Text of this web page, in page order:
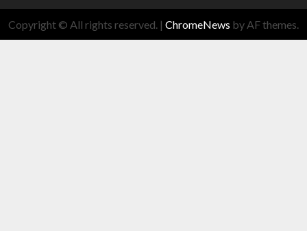
Copyright © All rights reserved. | ChromeNews by AF themes.